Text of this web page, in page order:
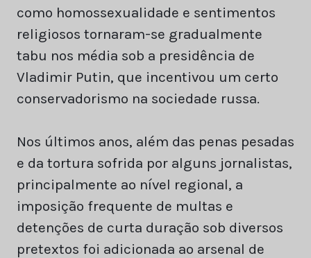
como homossexualidade e sentimentos
religiosos tornaram-se gradualmente
tabu nos média sob a presidência de
Vladimir Putin, que incentivou um certo
conservadorismo na sociedade russa.
Nos últimos anos, além das penas pesadas
e da tortura sofrida por alguns jornalistas,
principalmente ao nível regional, a
imposição frequente de multas e
detenções de curta duração sob diversos
pretextos foi adicionada ao arsenal de